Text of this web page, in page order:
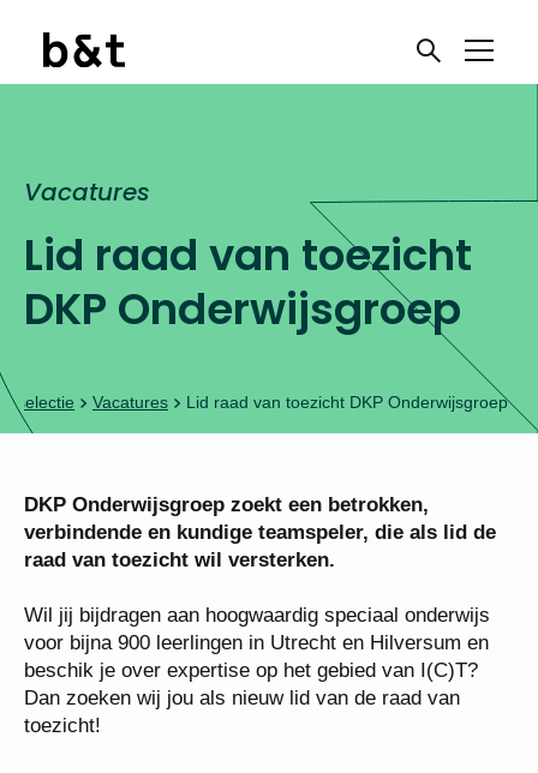
Lid raad van toezicht
DKP Onderwijsgroep
Vacatures
selectie Vacatures Lid raad van toezicht DKP Onderwijsgroep
DKP Onderwijsgroep zoekt een betrokken,
verbindende en kundige teamspeler, die als lid de
raad van toezicht wil versterken.
Wil jij bijdragen aan hoogwaardig speciaal onderwijs
voor bijna 900 leerlingen in Utrecht en Hilversum en
beschik je over expertise op het gebied van I(C)T?
Dan zoeken wij jou als nieuw lid van de raad van
toezicht!